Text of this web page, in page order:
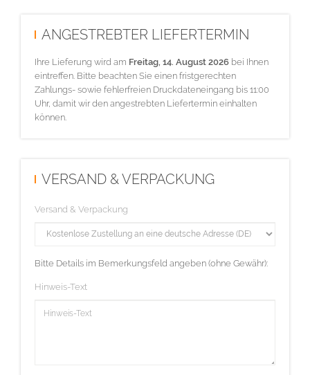
ANGESTREBTER LIEFERTERMIN
Ihre Lieferung wird am Freitag, 14. August 2026 bei Ihnen
eintreffen. Bitte beachten Sie einen fristgerechten
Zahlungs- sowie fehlerfreien Druckdateneingang bis 11:00
Uhr, damit wir den angestrebten Liefertermin einhalten
können.
VERSAND & VERPACKUNG
Versand & Verpackung
Bitte Details im Bemerkungsfeld angeben (ohne Gewähr):
Hinweis-Text